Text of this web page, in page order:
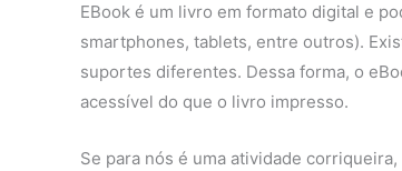
EBook é um livro em formato digital e
smartphones, tablets, entre outros).
suportes diferentes. Dessa forma, o
acessível do que o livro impresso.
Se para nós é uma atividade